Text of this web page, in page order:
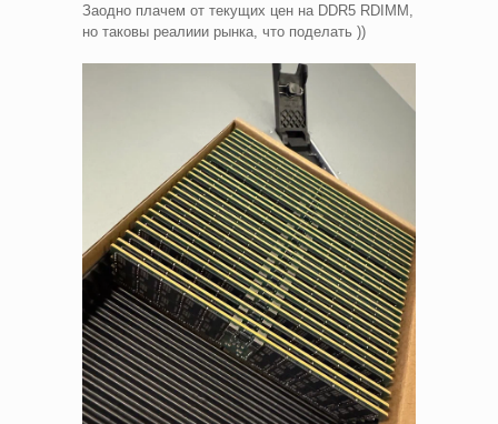
Заодно плачем от текущих цен на DDR5 RDIMM,
но таковы реалиии рынка, что поделать ))